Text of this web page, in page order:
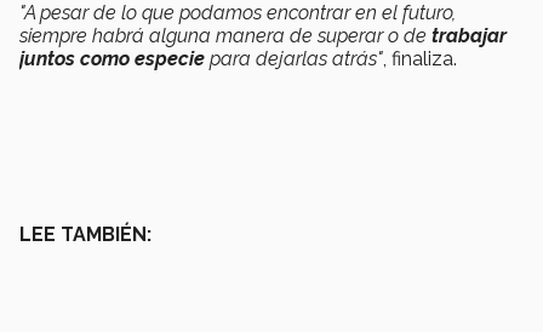
"A pesar de lo que podamos encontrar en el futuro,
siempre habrá alguna manera de superar o de trabajar
juntos como especie para dejarlas atrás", finaliza.
LEE TAMBIÉN: